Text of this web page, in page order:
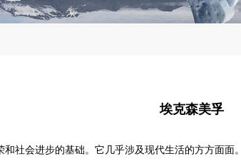
埃克森美孚
社会进步的基础。它几乎涉及现代生活的方方面